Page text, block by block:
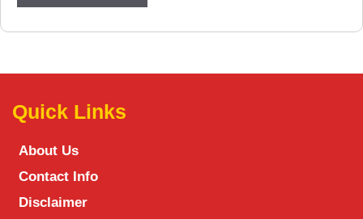
Quick Links
About Us
Contact Info
Disclaimer